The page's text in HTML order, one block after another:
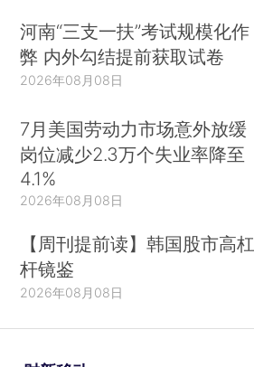
河南“三支一扶”考试规模化作
弊 内外勾结提前获取试卷
2026年08月08日
7月美国劳动力市场意外放缓
岗位减少2.3万个失业率降至
4.1%
2026年08月08日
【周刊提前读】韩国股市高杠
杆镜鉴
2026年08月08日